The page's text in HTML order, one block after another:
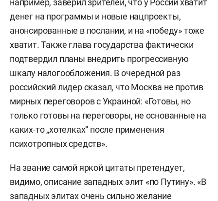
денег на программы и новые нацпроекты,
анонсированные в послании, и на «победу» тоже
хватит. Также глава государства фактически
подтвердил планы внедрить прогрессивную
шкалу налогообложения. В очередной раз
российский лидер сказал, что Москва не против
мирных переговоров с Украиной: «Готовы, но
только готовы на переговоры, не основанные на
каких-то „хотелках“ после применения
психотропных средств».
На звание самой яркой цитаты претендует,
видимо, описание западных элит «по Путину». «В
западных элитах очень сильно желание